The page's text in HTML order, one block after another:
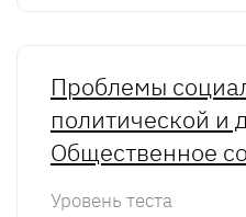
Проблемы
политической и
Общественное
Уровень теста